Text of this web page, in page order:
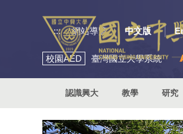
::: 網站導覽 中文版
校園AED 臺灣國立大學系統
認識興大 教學 研究